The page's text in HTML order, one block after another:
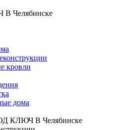
Челябинске
кровли
дома
КЛЮЧ В Челябинске